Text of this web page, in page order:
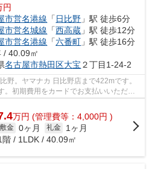
円
市営名港線 「 日比野 」駅 徒歩6分
市営名城線 「西高蔵 」駅 徒歩12分
市営名港線 「六番町 」駅 徒歩16分
/ 40.09㎡
名古屋市熱田区大宝 ２丁目1-24-2
野。ヤマナカ 日比野店まで422mです。
。初期費用をカードでお支払いいただけ
万円 (管理費等：4,000円 )
敷金 0ヶ月 礼金
1ヶ月
階 / 1LDK / 40.09㎡